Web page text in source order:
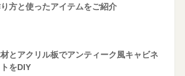
方と使ったアイテムをご紹介
とアクリル板でアンティーク風キャビネ
をDIY